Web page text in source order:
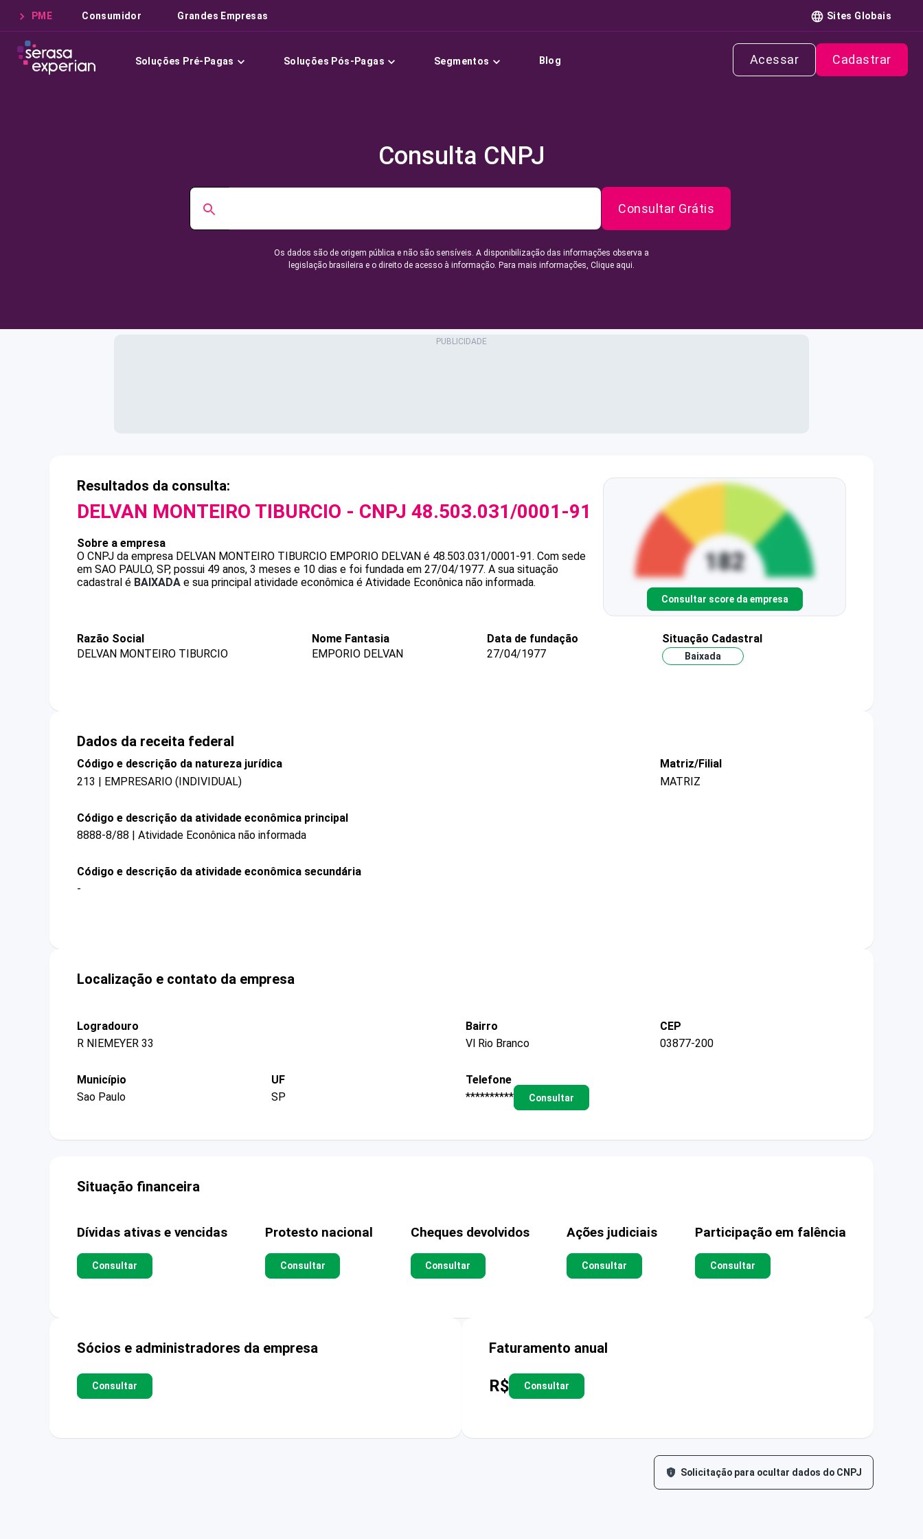
PME Consumidor Grandes Empresas Sites Globais
Soluções Pré-Pagas Soluções Pós-Pagas Segmentos Blog Acessar Cadastrar
Consulta CNPJ
Consultar Grátis
Os dados são de origem pública e não são sensíveis. A disponibilização das informações observa a
legislação brasileira e o direito de acesso à informação. Para mais informações, Clique aqui.
Resultados da consulta:
DELVAN MONTEIRO TIBURCIO - CNPJ 48.503.031/0001-91
Sobre a empresa
O CNPJ da empresa DELVAN MONTEIRO TIBURCIO EMPORIO DELVAN é 48.503.031/0001-91. Com sede
em SAO PAULO, SP, possui 49 anos, 3 meses e 10 dias e foi fundada em 27/04/1977. A sua situação
cadastral é BAIXADA e sua principal atividade econômica é Atividade Econônica não informada.
Consultar score da empresa
Razão Social
DELVAN MONTEIRO TIBURCIO
Nome Fantasia
EMPORIO DELVAN
Data de fundação
27/04/1977
Situação Cadastral
Baixada
Dados da receita federal
Código e descrição da natureza jurídica
213 | EMPRESARIO (INDIVIDUAL)
Matriz/Filial
MATRIZ
Código e descrição da atividade econômica principal
8888-8/88 | Atividade Econônica não informada
Código e descrição da atividade econômica secundária
-
Localização e contato da empresa
Logradouro
R NIEMEYER 33
Bairro
Vl Rio Branco
CEP
03877-200
Município
Sao Paulo
UF
SP
Telefone
**********
Consultar
Situação financeira
Dívidas ativas e vencidas
Consultar
Protesto nacional
Consultar
Cheques devolvidos
Consultar
Ações judiciais
Consultar
Participação em falência
Consultar
Sócios e administradores da empresa
Consultar
Faturamento anual
R$ Consultar
Solicitação para ocultar dados do CNPJ